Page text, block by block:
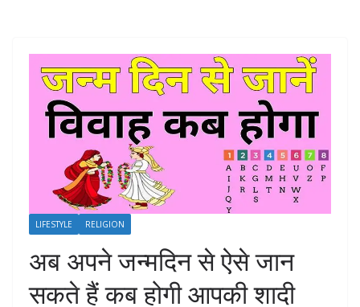
LIFESTYLE RELIGION
अब अपने जन्मदिन से ऐसे जान
सकते हैं कब होगी आपकी शादी